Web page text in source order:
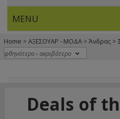
MENU
Home > ΑΞΕΣΟΥΑΡ - ΜΟΔΑ > Άνδρας >
Deals of